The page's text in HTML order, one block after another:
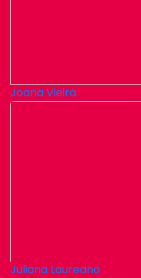
Joana Vieira
Juliana Laureano